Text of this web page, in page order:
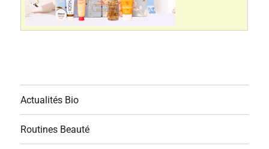
Actualités Bio
Routines Beauté